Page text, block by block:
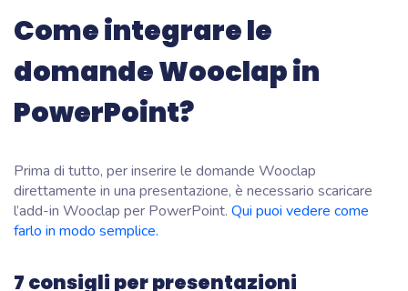
Come integrare le
domande Wooclap in
PowerPoint?
Prima di tutto, per inserire le domande Wooclap
direttamente in una presentazione, è necessario scaricare
l’add-in Wooclap per PowerPoint. Qui puoi vedere come
farlo in modo semplice.
7 consigli per presentazioni